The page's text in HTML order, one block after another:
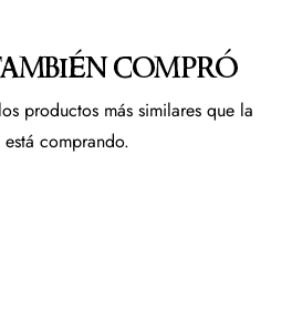
compró
productos más similares que la
comprando.